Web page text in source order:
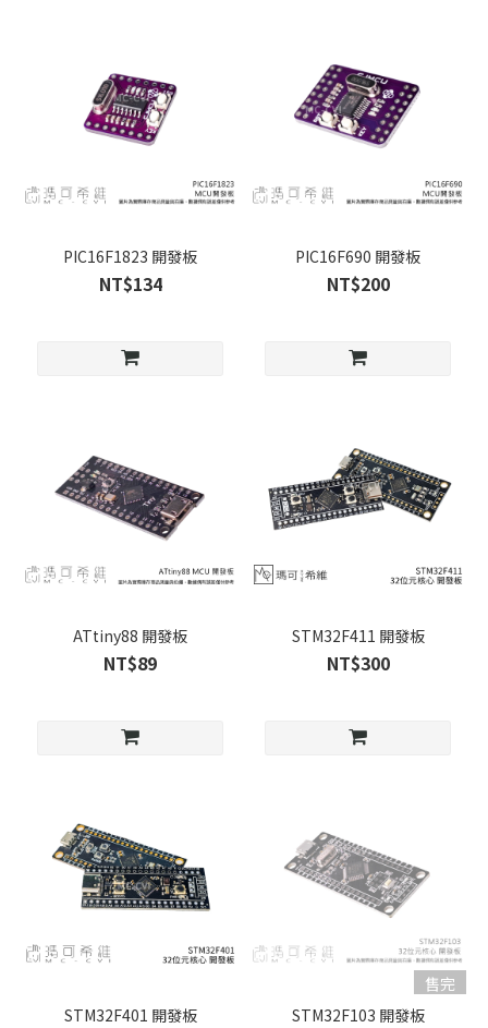
PIC16F1823 開發板
NT$134
PIC16F690 開發板
NT$200
ATtiny88 開發板
NT$89
STM32F411 開發板
NT$300
STM32F401 開發板
售完
STM32F103 開發板